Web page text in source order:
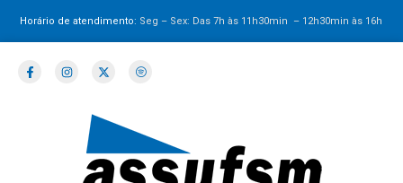
Horário de atendimento: Seg – Sex: Das 7h às 11h30min – 12h30minàs 16h